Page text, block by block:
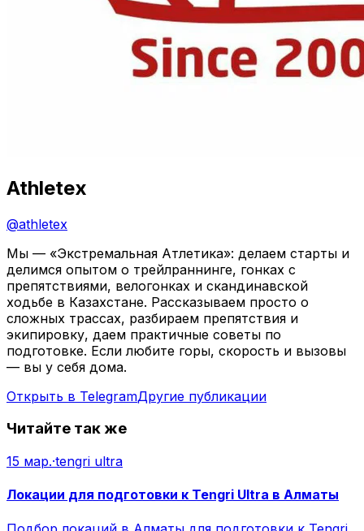
Athletex
@athletex
Мы — «Экстремальная Атлетика»: делаем старты и
делимся опытом о трейлраннинге, гонках с
препятствиями, велогонках и скандинавской
ходьбе в Казахстане. Рассказываем просто о
сложных трассах, разбираем препятствия и
экипировку, даем практичные советы по
подготовке. Если любите горы, скорость и вызовы
— вы у себя дома.
Открыть в TelegramДругие публикации
Читайте так же
15 мар.·tengri ultra
Локации для подготовки к Tengri Ultra в Алматы